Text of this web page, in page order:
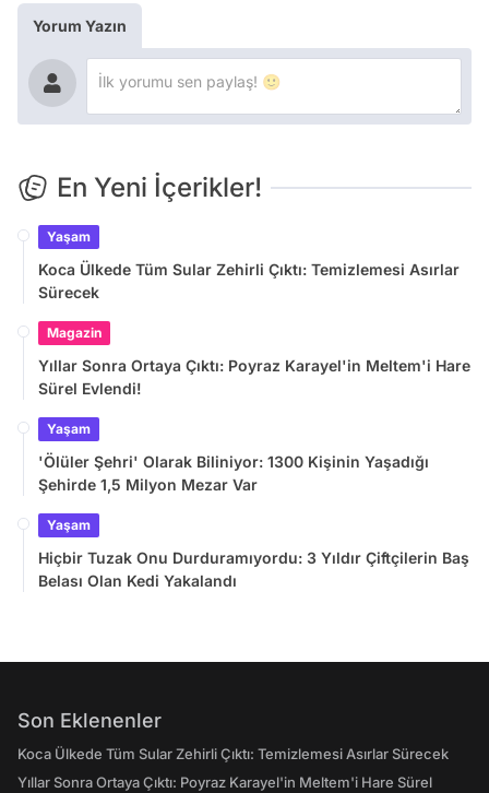
Yorum Yazın
En Yeni İçerikler!
Yaşam
Koca Ülkede Tüm Sular Zehirli Çıktı: Temizlemesi Asırlar
Sürecek
Magazin
Yıllar Sonra Ortaya Çıktı: Poyraz Karayel'in Meltem'i Hare
Sürel Evlendi!
Yaşam
'Ölüler Şehri' Olarak Biliniyor: 1300 Kişinin Yaşadığı
Şehirde 1,5 Milyon Mezar Var
Yaşam
Hiçbir Tuzak Onu Durduramıyordu: 3 Yıldır Çiftçilerin Baş
Belası Olan Kedi Yakalandı
Son Eklenenler
Koca Ülkede Tüm Sular Zehirli Çıktı: Temizlemesi Asırlar Sürecek
Yıllar Sonra Ortaya Çıktı: Poyraz Karayel'in Meltem'i Hare Sürel